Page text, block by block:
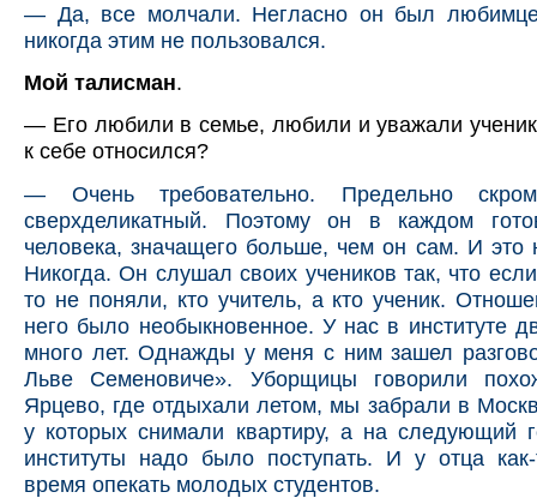
— Да, все молчали. Негласно он был
никогда этим не пользовался.
Мой талисман.
— Его любили в семье, любили и уважали
к себе относился?
— Очень требовательно. Предельно
сверхделикатный. Поэтому он в каждом
человека, значащего больше, чем он сам. И это
Никогда. Он слушал своих учеников так, что
то не поняли, кто учитель, а кто ученик.
него было необыкновенное. У нас в институте
много лет. Однажды у меня с ним зашел
Льве Семеновиче». Уборщицы говорили
Ярцево, где отдыхали летом, мы забрали в
у которых снимали квартиру, а на следующий
институты надо было поступать. И у отца
время опекать молодых студентов.